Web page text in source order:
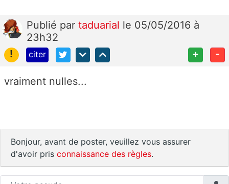
Publié par taduarial le 05/05/2016 à
23h32
!
citer + -
vraiment nulles...
Bonjour, avant de poster, veuillez vous assurer
d'avoir pris connaissance des règles.